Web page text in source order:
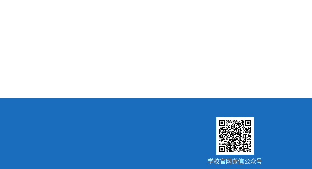
学校官网微信公众号